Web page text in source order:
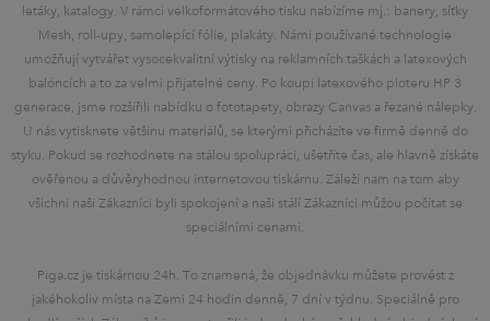
letáky, katalogy. V rámci velkoformátového tisku nabízíme mj.: banery, síťky
Mesh, roll-upy, samolepící fólie, plakáty. Námi používané technologie
umožňují vytvářet vysocekvalitní výtisky na reklamních taškách a latexových
balóncích a to za velmi přijatelné ceny. Po koupi latexového ploteru HP 3
generace, jsme rozšířili nabídku o fototapety, obrazy Canvas a řezané nálepky.
U nás vytisknete většinu materiálů, se kterými přicházíte ve firmě denně do
styku. Pokud se rozhodnete na stálou spolupráci, ušetříte čas, ale hlavně získáte
ověřenou a důvěryhodnou internetovou tiskárnu. Záleží nam na tom aby
všichni naši Zákazníci byli spokojení a naši stálí Zákazníci můžou počítat se
speciálními cenami.
Piga.cz je tiskárnou 24h. To znamená, že objednávku můžete provést z
jakéhokoliv místa na Zemi 24 hodin denně, 7 dní v týdnu. Speciálně pro